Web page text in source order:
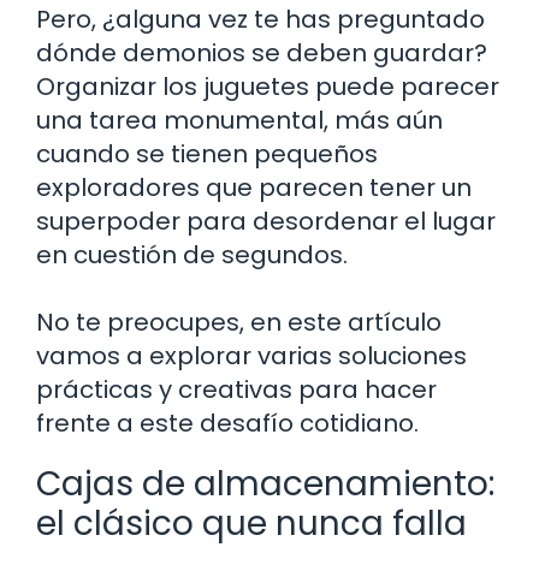
Pero, ¿alguna vez te has preguntado
dónde demonios se deben guardar?
Organizar los juguetes puede parecer
una tarea monumental, más aún
cuando se tienen pequeños
exploradores que parecen tener un
superpoder para desordenar el lugar
en cuestión de segundos.
No te preocupes, en este artículo
vamos a explorar varias soluciones
prácticas y creativas para hacer
frente a este desafío cotidiano.
Cajas de almacenamiento:
el clásico que nunca falla